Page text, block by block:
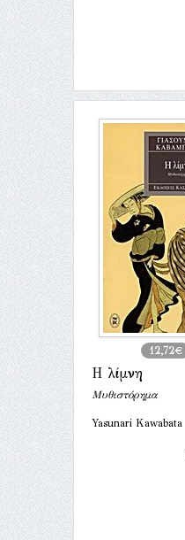
12,72€
Η λίμνη
Μυθιστόρημα
Yasunari Kawabata